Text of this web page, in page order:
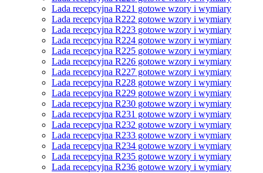
Lada recepcyjna R221 gotowe wzory i wymiary
Lada recepcyjna R222 gotowe wzory i wymiary
Lada recepcyjna R223 gotowe wzory i wymiary
Lada recepcyjna R224 gotowe wzory i wymiary
Lada recepcyjna R225 gotowe wzory i wymiary
Lada recepcyjna R226 gotowe wzory i wymiary
Lada recepcyjna R227 gotowe wzory i wymiary
Lada recepcyjna R228 gotowe wzory i wymiary
Lada recepcyjna R229 gotowe wzory i wymiary
Lada recepcyjna R230 gotowe wzory i wymiary
Lada recepcyjna R231 gotowe wzory i wymiary
Lada recepcyjna R232 gotowe wzory i wymiary
Lada recepcyjna R233 gotowe wzory i wymiary
Lada recepcyjna R234 gotowe wzory i wymiary
Lada recepcyjna R235 gotowe wzory i wymiary
Lada recepcyjna R236 gotowe wzory i wymiary